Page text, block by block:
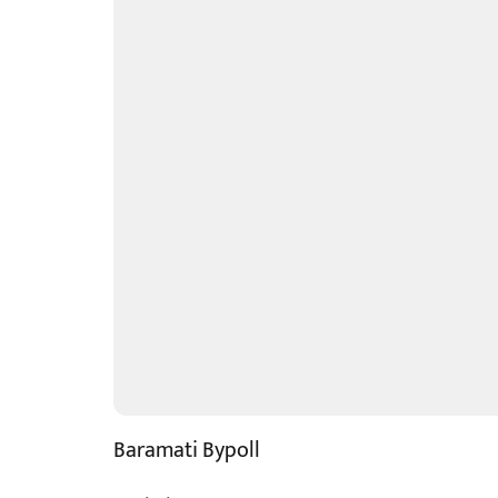
Baramati Bypoll